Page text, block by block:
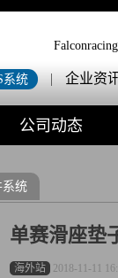
Falconracing
系统 | 企业资
公司动态
系统
单赛滑座垫
海外站 2018-11-11